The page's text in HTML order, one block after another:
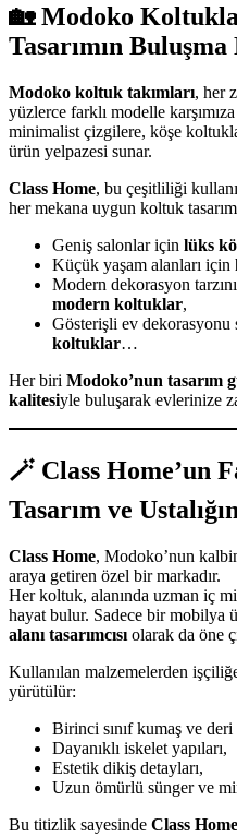
🏡 Modoko
Tasarımın Buluşma
Modoko koltuk takımları, her
yüzlerce farklı modelle
minimalist çizgilere, köşe
ürün yelpazesi sunar.
Class Home, bu çeşitliliği
her mekana uygun koltuk
Geniş salonlar için lüks
Küçük yaşam alanları için
Modern dekorasyon
modern koltuklar,
Gösterişli ev dekorasyonu
koltuklar…
Her biri Modoko’nun tasarım
kalitesiyle buluşarak evlerinize
🪄 Class Home’un
Tasarım ve
Class Home, Modoko’nun
araya getiren özel bir markadır.
Her koltuk, alanında uzman iç
hayat bulur. Sadece bir mobilya
alanı tasarımcısı olarak da öne
Kullanılan malzemelerden
yürütülür:
Birinci sınıf kumaş ve deri
Dayanıklı iskelet yapıları,
Estetik dikiş detayları,
Uzun ömürlü sünger ve
Bu titizlik sayesinde Class